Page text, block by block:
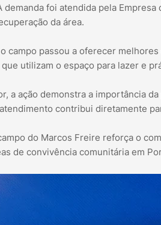
demanda foi atendida pela
da área.
campo passou a oferecer
utilizam o espaço para lazer e
a ação demonstra a importância
contribui diretamente
do Marcos Freire reforça o
de convivência comunitária em